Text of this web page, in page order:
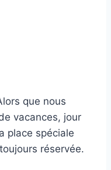
que nous
vacances, jour
place spéciale
réservée.